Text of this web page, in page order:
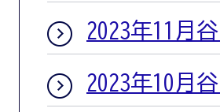
2023年11月
2023年10月